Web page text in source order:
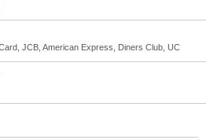
JCB, American Express, Diners Club, UC